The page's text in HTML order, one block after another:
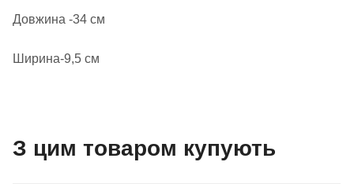
Довжина -34 см
Ширина-9,5 см
З цим товаром купують